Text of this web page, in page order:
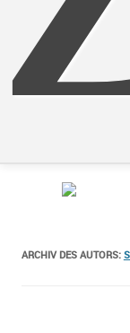
ARCHIV DES AUTORS: